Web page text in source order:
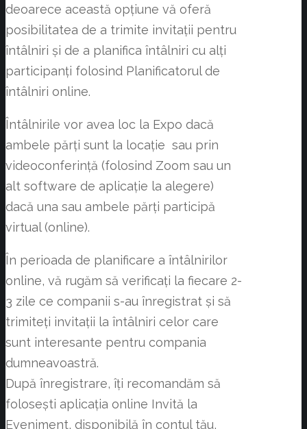
deoarece această opțiune vă oferă
posibilitatea de a trimite invitații pentru
întâlniri și de a planifica întâlniri cu alți
participanți folosind Planificatorul de
întâlniri online.
Întâlnirile vor avea loc la Expo dacă
ambele părți sunt la locație sau prin
videoconferință (folosind Zoom sau un
alt software de aplicație la alegere)
dacă una sau ambele părți participă
virtual (online).
În perioada de planificare a întâlnirilor
online, vă rugăm să verificați la fiecare 2-
3 zile ce companii s-au înregistrat și să
trimiteți invitații la întâlniri celor care
sunt interesante pentru compania
dumneavoastră.
După înregistrare, îți recomandăm să
folosești aplicația online Invită la
Eveniment, disponibilă în contul tău,